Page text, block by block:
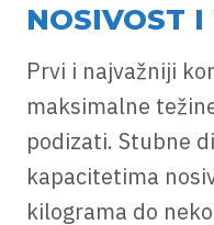
NOSIVOST
Prvi i najvažniji
maksimalne
podizati. Stubne
kapacitetima
kilograma do